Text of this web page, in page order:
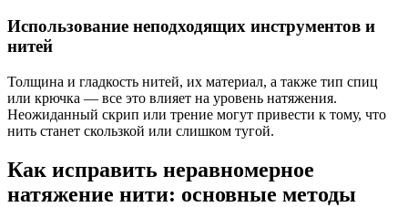
Использование неподходящих инструментов и
нитей
Толщина и гладкость нитей, их материал, а также тип спиц
или крючка — все это влияет на уровень натяжения.
Неожиданный скрип или трение могут привести к тому, что
нить станет скользкой или слишком тугой.
Как исправить неравномерное
натяжение нити: основные методы